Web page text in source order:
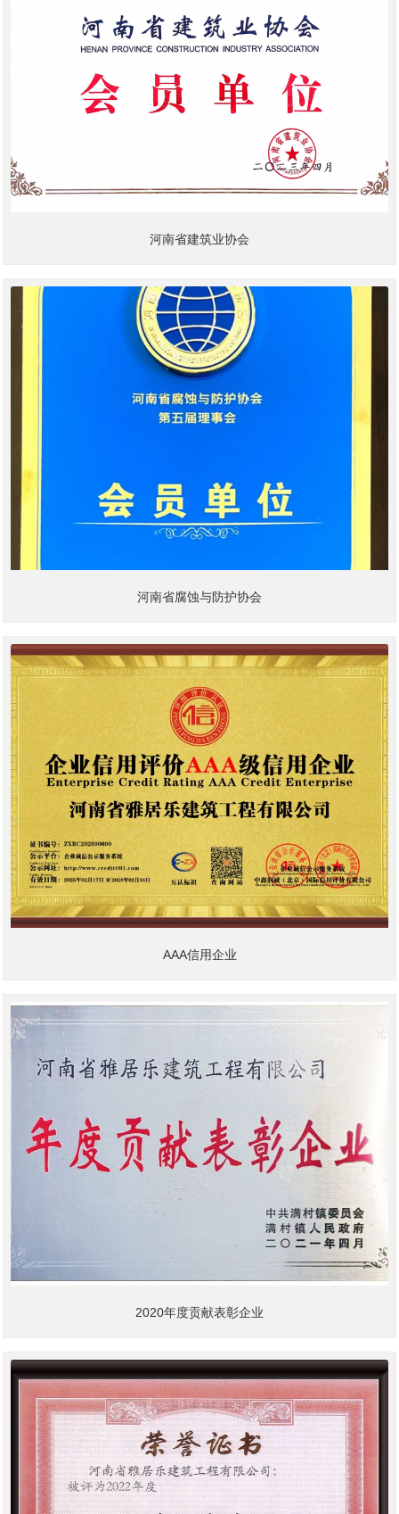
河南省建筑业协会
河南省腐蚀与防护协会
AAA信用企业
2020年度贡献表彰企业